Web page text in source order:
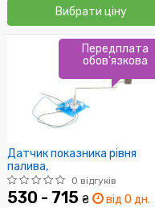
Вибрати ціну
Датчик показника рівня
палива,
0 відгуків
530 - 715 ₴ від 0 дн.
Передплата
обов'язкова